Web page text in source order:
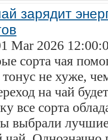
зарядит
Mar 2026
сорта чая
тонус не хуже,
на чай
все сорта
выбрали